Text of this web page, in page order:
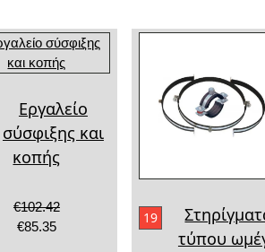
Εργαλείο
σύσφιξης και
κοπής
€102.42
€85.35
19
τύπου